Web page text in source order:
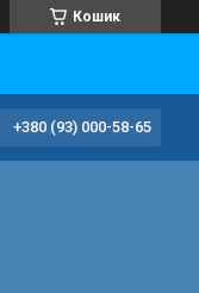
Кошик
+380 (93) 000-58-65